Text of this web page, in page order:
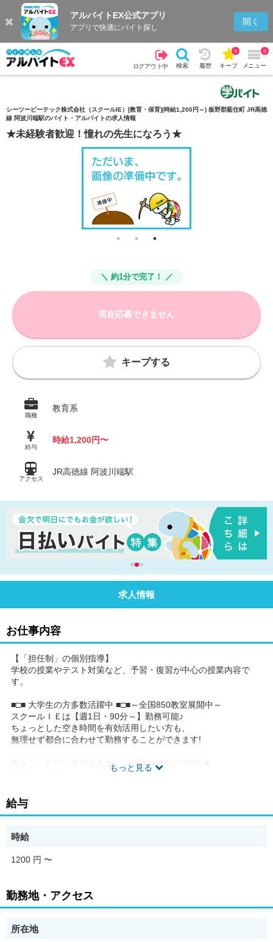
アルバイトEX公式アプリ
アプリで快適にバイト探し
開く
ログアウト中 検索 履歴 キープ
0
メニュー
0
検索 履歴
シーツービーテック株式会社（スクールIE）[教育・保育](時給1,200円～) 板野郡藍住町 JR高徳
線 阿波川端駅のバイト・アルバイトの求人情報
★未経験者歓迎！憧れの先生になろう★
＼ 約1分で完了！ ／
現在応募できません
キープする
職種
教育系
給与
時給1,200円〜
アクセス
JR高徳線 阿波川端駅
求人情報
お仕事内容
もっと見る
【「担任制」の個別指導】
学校の授業やテスト対策など、予習・復習が中心の授業内容で
す。
■□■ 大学生の方多数活躍中 ■□■～全国850教室展開中～
スクールＩＥは【週1日・90分～】勤務可能♪
ちょっとした空き時間を有効活用したい方も、
無理せず都合に合わせて勤務することができます!
教えていただく教科もあなたの得意科目のみでOK★
得意だった科目はありませんか?
「こう覚えた方が効率が良いのに…」
など・・・
あなたが感じたことを生徒へも伝えてあげてください!!
給与
時給
1200 円 〜
勤務地・アクセス
所在地